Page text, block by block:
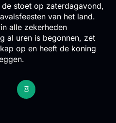
stoet op zaterdagavond,
van het land.
alle zekerheden
al uren is begonnen, zet
op en heeft de koning